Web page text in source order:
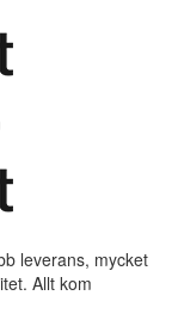
leverans, mycket
Allt kom